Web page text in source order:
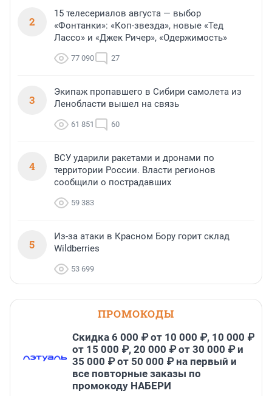
2
15 телесериалов августа — выбор
«Фонтанки»: «Коп-звезда», новые «Тед
Лассо» и «Джек Ричер», «Одержимость»
77 090 27
3
Экипаж пропавшего в Сибири самолета из
Ленобласти вышел на связь
61 851 60
4
ВСУ ударили ракетами и дронами по
территории России. Власти регионов
сообщили о пострадавших
59 383
5
Из-за атаки в Красном Бору горит склад
Wildberries
53 699
ПРОМОКОДЫ
Скидка 6 000 ₽ от 10 000 ₽, 10 000 ₽
от 15 000 ₽, 20 000 ₽ от 30 000 ₽ и
35 000 ₽ от 50 000 ₽ на первый и
все повторные заказы по
промокоду НАБЕРИ